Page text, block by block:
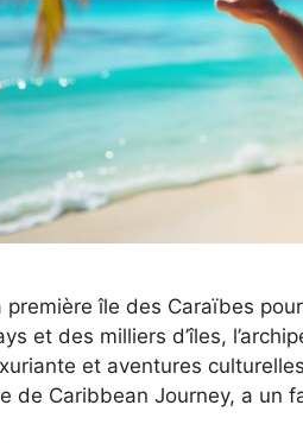
première île des Caraïbes
et des milliers d’îles,
et aventures
de Caribbean Journey, a un